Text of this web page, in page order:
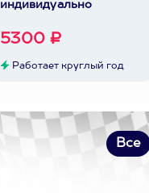
индивидуально
5300 ₽
Работает круглый год
Все